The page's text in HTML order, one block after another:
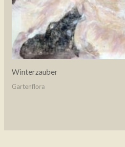
Winterzauber
Gartenflora